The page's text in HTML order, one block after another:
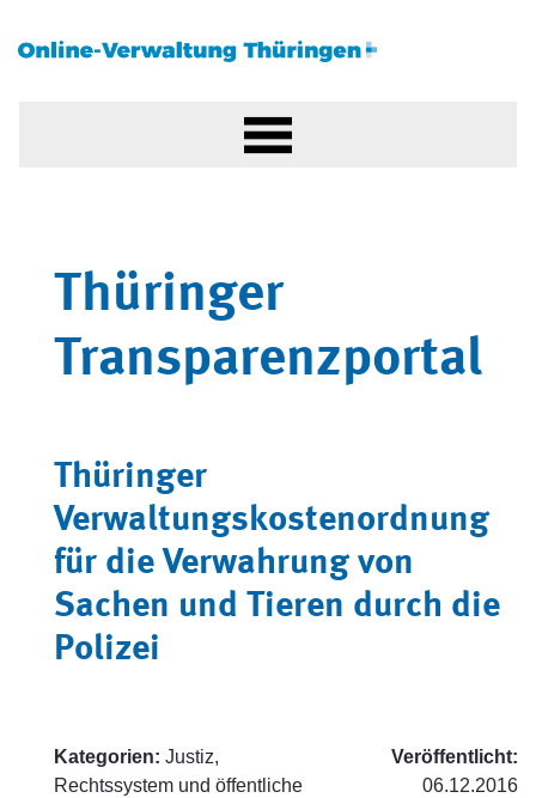
Thüringer
Transparenzportal
Thüringer
Verwaltungskostenordnung
für die Verwahrung von
Sachen und Tieren durch die
Polizei
Kategorien: Justiz,
Rechtssystem und öffentliche
Veröffentlicht:
06.12.2016